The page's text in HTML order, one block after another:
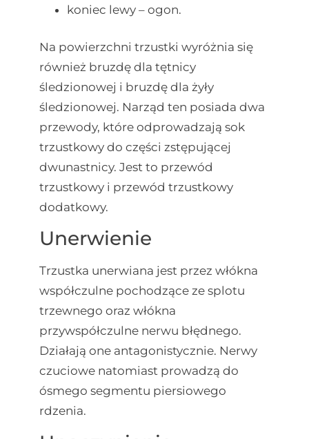
koniec lewy – ogon.
Na powierzchni trzustki wyróżnia się
również bruzdę dla tętnicy
śledzionowej i bruzdę dla żyły
śledzionowej. Narząd ten posiada dwa
przewody, które odprowadzają sok
trzustkowy do części zstępującej
dwunastnicy. Jest to przewód
trzustkowy i przewód trzustkowy
dodatkowy.
Unerwienie
Trzustka unerwiana jest przez włókna
współczulne pochodzące ze splotu
trzewnego oraz włókna
przywspółczulne nerwu błędnego.
Działają one antagonistycznie. Nerwy
czuciowe natomiast prowadzą do
ósmego segmentu piersiowego
rdzenia.